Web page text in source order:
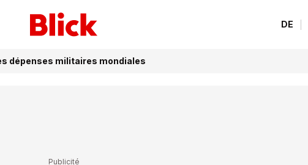
DE
dépenses militaires mondiales